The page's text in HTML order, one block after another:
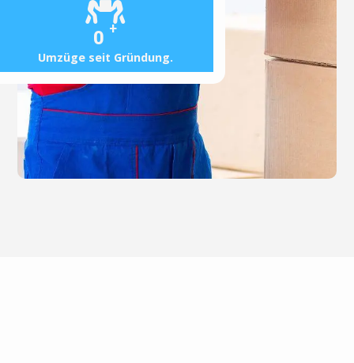
0 +
Umzüge seit Gründung.